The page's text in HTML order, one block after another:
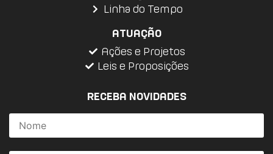
Linha do Tempo
ATUAÇÃO
Ações e Projetos
Leis e Proposições
RECEBA NOVIDADES